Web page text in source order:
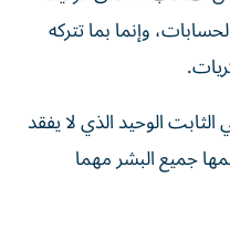
وإنما بما تتركه
الوحيد الذي لا يفقد
جميع البشر مهما